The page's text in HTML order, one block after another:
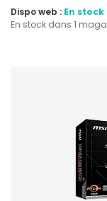
Dispo web : En stock
En stock dans 1